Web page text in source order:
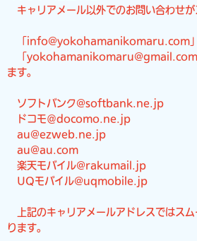
キャリアメール以外でのお問い合わせが
「info@yokohamanikomaru.com」
「yokohamanikomaru@gmail.com
ます。
ソフトバンク@softbank.ne.jp
ドコモ＠docomo.ne.jp
au@ezweb.ne.jp
au@au.com
楽天モバイル@rakumail.jp
UQモバイル@uqmobile.jp
上記のキャリアメールアドレスではス
ります。